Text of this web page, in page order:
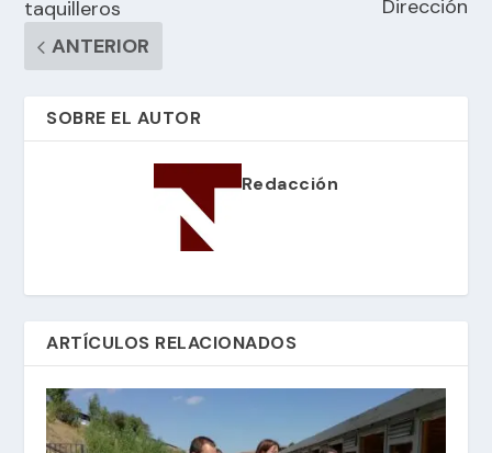
taquilleros
ANTERIOR
Dirección
SOBRE EL AUTOR
Redacción
ARTÍCULOS RELACIONADOS